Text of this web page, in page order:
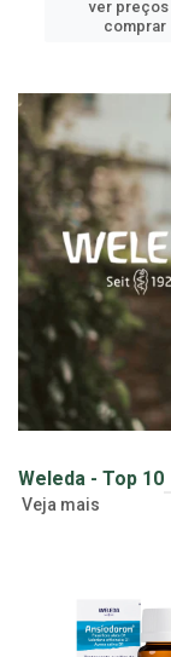
ver preços
comprar
Weleda - Top 10
Veja mais